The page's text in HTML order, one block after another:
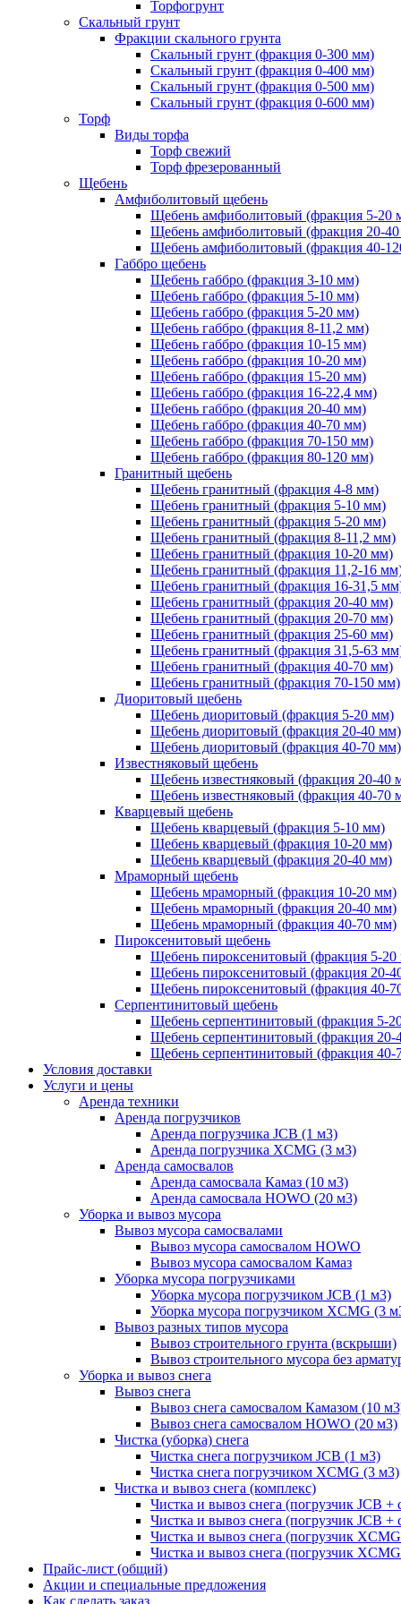
Торфогрунт
Скальный грунт
Фракции скального грунта
Скальный грунт (фракция 0-300 мм)
Скальный грунт (фракция 0-400 мм)
Скальный грунт (фракция 0-500 мм)
Скальный грунт (фракция 0-600 мм)
Торф
Виды торфа
Торф свежий
Торф фрезерованный
Щебень
Амфиболитовый щебень
Щебень амфиболитовый (фракция 5-20
Щебень амфиболитовый (фракция 20-
Щебень амфиболитовый (фракция 40-
Габбро щебень
Щебень габбро (фракция 3-10 мм)
Щебень габбро (фракция 5-10 мм)
Щебень габбро (фракция 5-20 мм)
Щебень габбро (фракция 8-11,2 мм)
Щебень габбро (фракция 10-15 мм)
Щебень габбро (фракция 10-20 мм)
Щебень габбро (фракция 15-20 мм)
Щебень габбро (фракция 16-22,4 мм)
Щебень габбро (фракция 20-40 мм)
Щебень габбро (фракция 40-70 мм)
Щебень габбро (фракция 70-150 мм)
Щебень габбро (фракция 80-120 мм)
Гранитный щебень
Щебень гранитный (фракция 4-8 мм)
Щебень гранитный (фракция 5-10 мм)
Щебень гранитный (фракция 5-20 мм)
Щебень гранитный (фракция 8-11,2 мм)
Щебень гранитный (фракция 10-20 мм)
Щебень гранитный (фракция 11,2-16
Щебень гранитный (фракция 16-31,5
Щебень гранитный (фракция 20-40 мм)
Щебень гранитный (фракция 20-70 мм)
Щебень гранитный (фракция 25-60 мм)
Щебень гранитный (фракция 31,5-63
Щебень гранитный (фракция 40-70 мм)
Щебень гранитный (фракция 70-150 мм)
Диоритовый щебень
Щебень диоритовый (фракция 5-20 мм)
Щебень диоритовый (фракция 20-40 мм)
Щебень диоритовый (фракция 40-70 мм)
Известняковый щебень
Щебень известняковый (фракция 20-40
Щебень известняковый (фракция 40-70
Кварцевый щебень
Щебень кварцевый (фракция 5-10 мм)
Щебень кварцевый (фракция 10-20 мм)
Щебень кварцевый (фракция 20-40 мм)
Мраморный щебень
Щебень мраморный (фракция 10-20 мм)
Щебень мраморный (фракция 20-40 мм)
Щебень мраморный (фракция 40-70 мм)
Пироксенитовый щебень
Щебень пироксенитовый (фракция 5-
Щебень пироксенитовый (фракция 20-
Щебень пироксенитовый (фракция 40-
Серпентинитовый щебень
Щебень серпентинитовый (фракция 5-
Щебень серпентинитовый (фракция 20-
Щебень серпентинитовый (фракция 40-
Условия доставки
Услуги и цены
Аренда техники
Аренда погрузчиков
Аренда погрузчика JCB (1 м3)
Аренда погрузчика XCMG (3 м3)
Аренда самосвалов
Аренда самосвала Камаз (10 м3)
Аренда самосвала HOWO (20 м3)
Уборка и вывоз мусора
Вывоз мусора самосвалами
Вывоз мусора самосвалом HOWO
Вывоз мусора самосвалом Камаз
Уборка мусора погрузчиками
Уборка мусора погрузчиком JCB (1 м3)
Уборка мусора погрузчиком XCMG (3
Вывоз разных типов мусора
Вывоз строительного грунта (вскрыши)
Вывоз строительного мусора без
Уборка и вывоз снега
Вывоз снега
Вывоз снега самосвалом Камазом (10
Вывоз снега самосвалом HOWO (20 м3)
Чистка (уборка) снега
Чистка снега погрузчиком JCB (1 м3)
Чистка снега погрузчиком XCMG (3 м3)
Чистка и вывоз снега (комплекс)
Чистка и вывоз снега (погрузчик JCB +
Чистка и вывоз снега (погрузчик JCB +
Чистка и вывоз снега (погрузчик
Чистка и вывоз снега (погрузчик
Прайс-лист (общий)
Акции и специальные предложения
Как сделать заказ